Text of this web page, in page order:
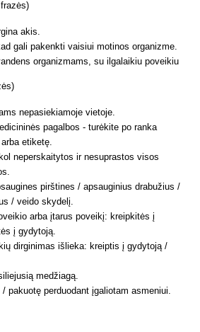
akis.
gali pakenkti vaisiui motinos organizme.
organizmams, su ilgalaikiu poveikiu
nepasiekiamoje vietoje.
pagalbos - turėkite po ranka
etiketę.
neperskaitytos ir nesuprastos visos
pirštines / apsauginius drabužius /
/ veido skydelį.
arba įtarus poveikį: kreipkitės į
į gydytoją.
dirginimas išlieka: kreiptis į gydytoją /
medžiagą.
pakuotę perduodant įgaliotam asmeniui.